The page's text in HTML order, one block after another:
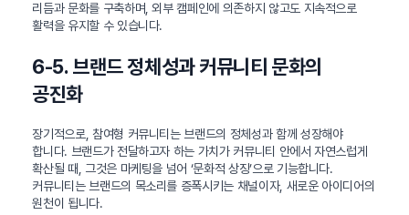
리듬과 문화를 구축하며, 외부 캠페인에 의존하지 않고도 지속적으로
활력을 유지할 수 있습니다.
6-5. 브랜드 정체성과 커뮤니티 문화의
공진화
장기적으로, 참여형 커뮤니티는 브랜드의 정체성과 함께 성장해야
합니다. 브랜드가 전달하고자 하는 가치가 커뮤니티 안에서 자연스럽게
확산될 때, 그것은 마케팅을 넘어 ‘문화적 상징’으로 기능합니다.
커뮤니티는 브랜드의 목소리를 증폭시키는 채널이자, 새로운 아이디어의
원천이 됩니다.